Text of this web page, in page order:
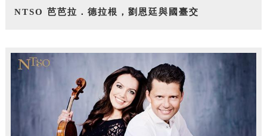
NTSO 芭芭拉．德拉根，劉恩廷與國臺交